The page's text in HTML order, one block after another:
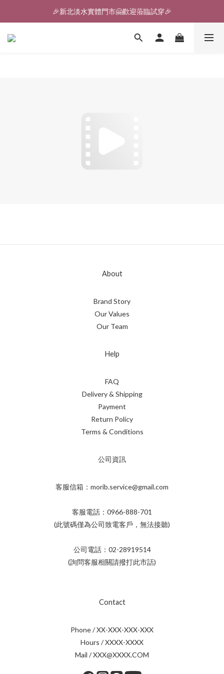
🎉新北淡水實體門市🤗歡迎蒞臨試穿🎉
🎉新北淡水實體門市🤗歡迎蒞臨試穿🎉
登入會員、即享限定優惠回饋✨
About
Brand Story
Our Values
Our Team
Help
FAQ
Delivery & Shipping
Payment
Return Policy
Terms & Conditions
公司資訊
客服信箱：morib.service@gmail.com
客服電話：0966-888-701
(此號碼僅為公司致電客戶，無法接聽)
公司電話：02-28919514
(詢問客服相關請撥打此市話)
Contact
Phone / XX-XXX-XXX-XXX
Hours / XXXX-XXXX
Mail / XXX@XXXX.COM